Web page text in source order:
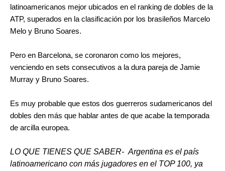
latinoamericanos mejor ubicados en el ranking de dobles de la
ATP, superados en la clasificación por los brasileños Marcelo
Melo y Bruno Soares.
Pero en Barcelona, se coronaron como los mejores,
venciendo en sets consecutivos a la dura pareja de Jamie
Murray y Bruno Soares.
Es muy probable que estos dos guerreros sudamericanos del
dobles den más que hablar antes de que acabe la temporada
de arcilla europea.
LO QUE TIENES QUE SABER- Argentina es el país
latinoamericano con más jugadores en el TOP 100, ya